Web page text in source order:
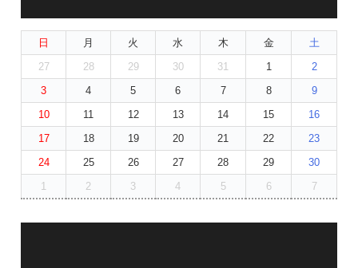
日 月 火 水 木 金
土
27
28 29 30 31 1
2
3
4 5 6 7 8
9
10
11 12 13 14 15
16
17
18 19 20 21 22
23
24
25 26 27 28 29
30
1
2 3 4 5 6 7